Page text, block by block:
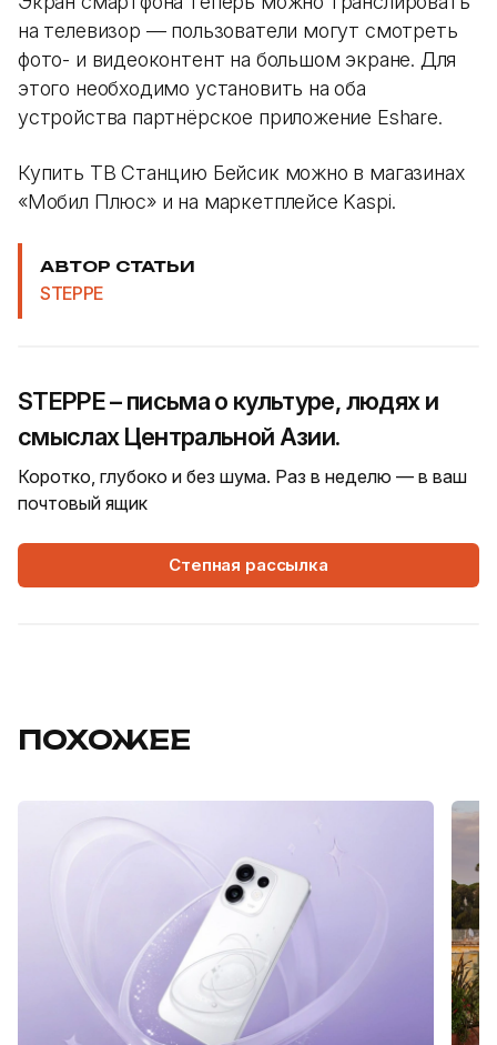
на телевизор — пользователи могут смотреть
фото- и видеоконтент на большом экране. Для
этого необходимо установить на оба
устройства партнёрское приложение Eshare.
Купить ТВ Станцию Бейсик можно в магазинах
«Мобил Плюс» и на маркетплейсе Kaspi.
АВТОР СТАТЬИ
STEPPE
STEPPE – письма о культуре, людях и
смыслах Центральной Азии.
Коротко, глубоко и без шума. Раз в неделю — в ваш
почтовый ящик
Степная рассылка
ПОХОЖЕЕ